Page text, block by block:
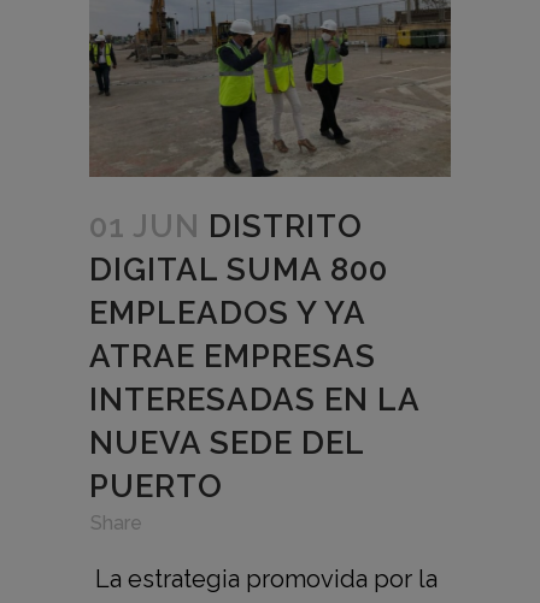
01 JUN DISTRITO
DIGITAL SUMA 800
EMPLEADOS Y YA
ATRAE EMPRESAS
INTERESADAS EN LA
NUEVA SEDE DEL
PUERTO
Share
La estrategia promovida por la